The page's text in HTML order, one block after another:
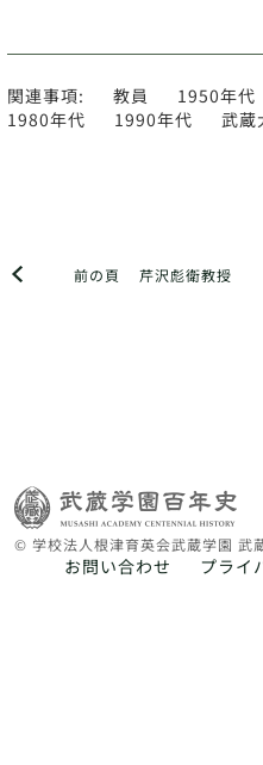
関連事項: 教員 1950年代
1980年代
1990年代 武蔵
前の頁 芹沢彪衛教授
© 学校法人根津育英会武蔵学園 武
お問い合わせ プライ